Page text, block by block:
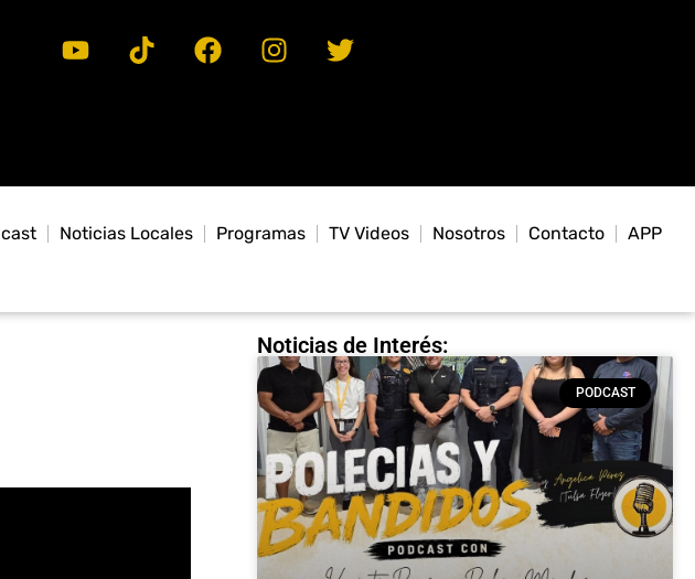
Noticias Locales Programas TV Videos Nosotros Contacto APP
Noticias de Interés:
PODCAST